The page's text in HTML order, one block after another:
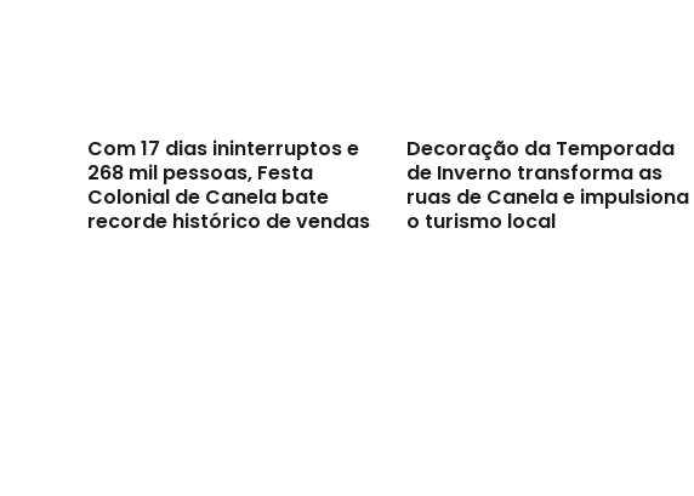
Com 17 dias ininterruptos e
268 mil pessoas, Festa
Colonial de Canela bate
recorde histórico de vendas
Decoração da Temporada
de Inverno transforma as
ruas de Canela e impulsiona
o turismo local